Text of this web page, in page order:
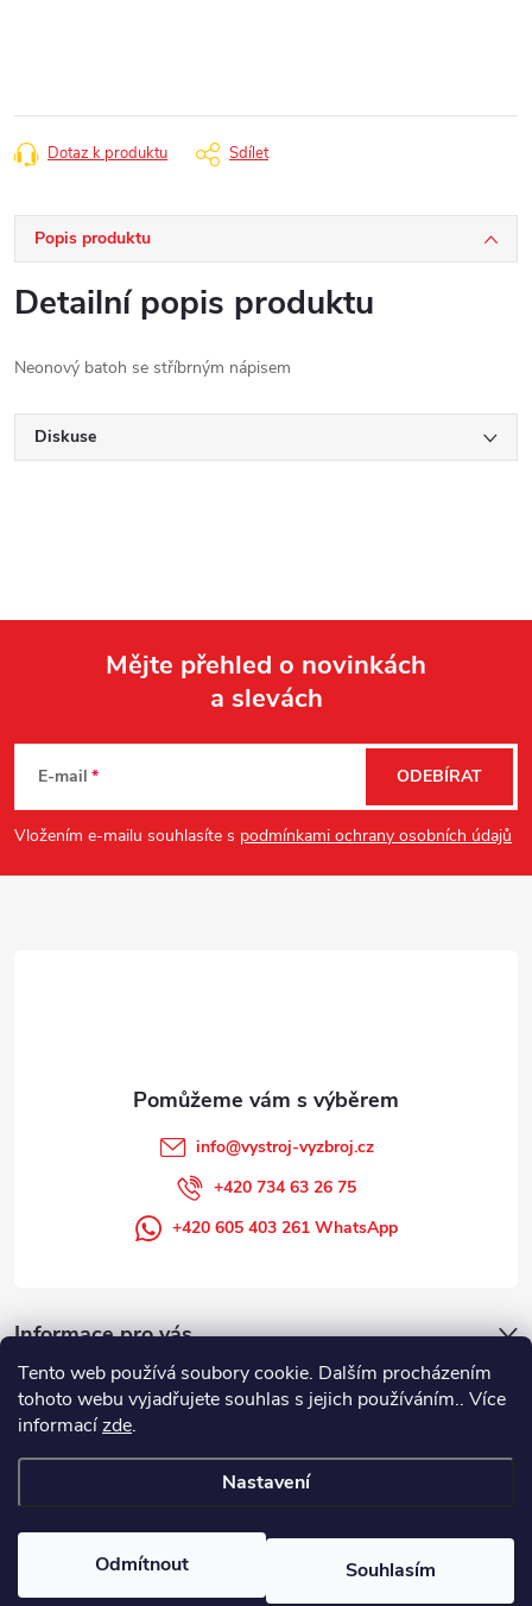
Tento web používá soubory cookie. Dalším procházením
tohoto webu vyjadřujete souhlas s jejich používáním.. Více
informacízde.
Nastavení
Odmítnout Souhlasím
Dotaz k produktu Sdílet
Popis produktu
Detailní popis produktu
Neonový batoh se stříbrným nápisem
Diskuse
p
a
Mějte přehled o novinkách
a slevách
E-mail
Vložením e-mailu souhlasíte s podmínkami ochrany osobních údajů
ODEBÍRAT
Informace pro vás
info@vystroj-vyzbroj.cz
+420 734 63 26 75
+420 605 403 261 WhatsApp
Copyright 2026
. Všechna práva vyhrazena.